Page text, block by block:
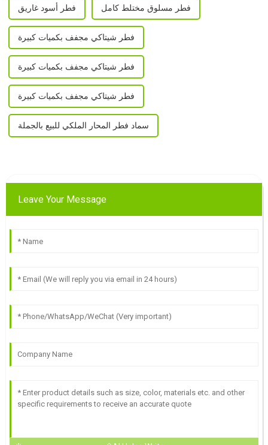
فطر أسود غاريق فطر مسلوق مختلط كامل
فطر شيتاكي مجفف بكميات كبيرة
فطر شيتاكي مجفف بكميات كبيرة
فطر شيتاكي مجفف بكميات كبيرة
سماد فطر المحار الملكي للبيع بالجملة
Leave Your Message